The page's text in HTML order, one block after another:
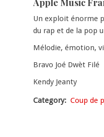
Apple Music
Un exploit énorme
du rap et de la pop
Mélodie, émotion,
Bravo Joé Dwèt Filé
Kendy Jeanty
Category
Coup de